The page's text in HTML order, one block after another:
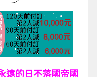
遠的日不落國帝國